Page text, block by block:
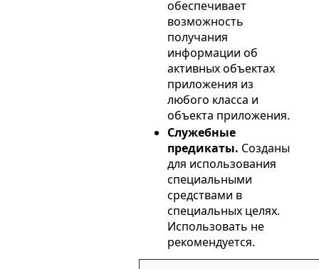
обеспечивает
возможность
получания
информации об
активных объектах
приложения из
любого класса и
объекта приложения.
Служебные
предикаты. Cозданы
для использования
специальными
средствами в
специальных целях.
Использовать не
рекомендуется.